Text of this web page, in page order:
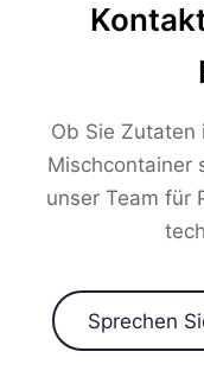
Ob Sie Zutaten
Mischcontainer
unser Team für
Sprechen